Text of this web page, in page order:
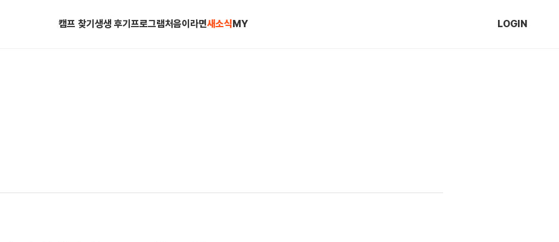
캠프 찾기 생생 후기 프로그램처음이라면새소식MY LOGIN